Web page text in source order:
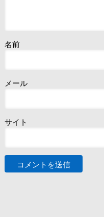
名前
メール
サイト